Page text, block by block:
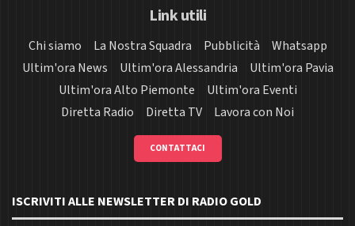
Link utili
Chi siamo La Nostra Squadra Pubblicità
Whatsapp
Ultim'ora News
Ultim'ora Alessandria
Ultim'ora Pavia
Ultim'ora Alto Piemonte
Ultim'ora Eventi
Diretta Radio
Diretta TV Lavora con Noi
CONTATTACI
ISCRIVITI ALLE NEWSLETTER DI RADIO GOLD